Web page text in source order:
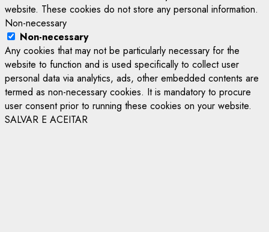
website. These cookies do not store any personal information.
Non-necessary
Non-necessary
Any cookies that may not be particularly necessary for the
website to function and is used specifically to collect user
personal data via analytics, ads, other embedded contents are
termed as non-necessary cookies. It is mandatory to procure
user consent prior to running these cookies on your website.
SALVAR E ACEITAR